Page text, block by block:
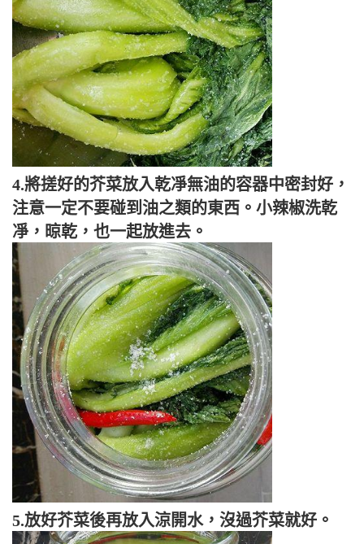
4.將搓好的芥菜放入乾凈無油的容器中密封好，
注意一定不要碰到油之類的東西。小辣椒洗乾
凈，晾乾，也一起放進去。
5.放好芥菜後再放入涼開水，沒過芥菜就好。